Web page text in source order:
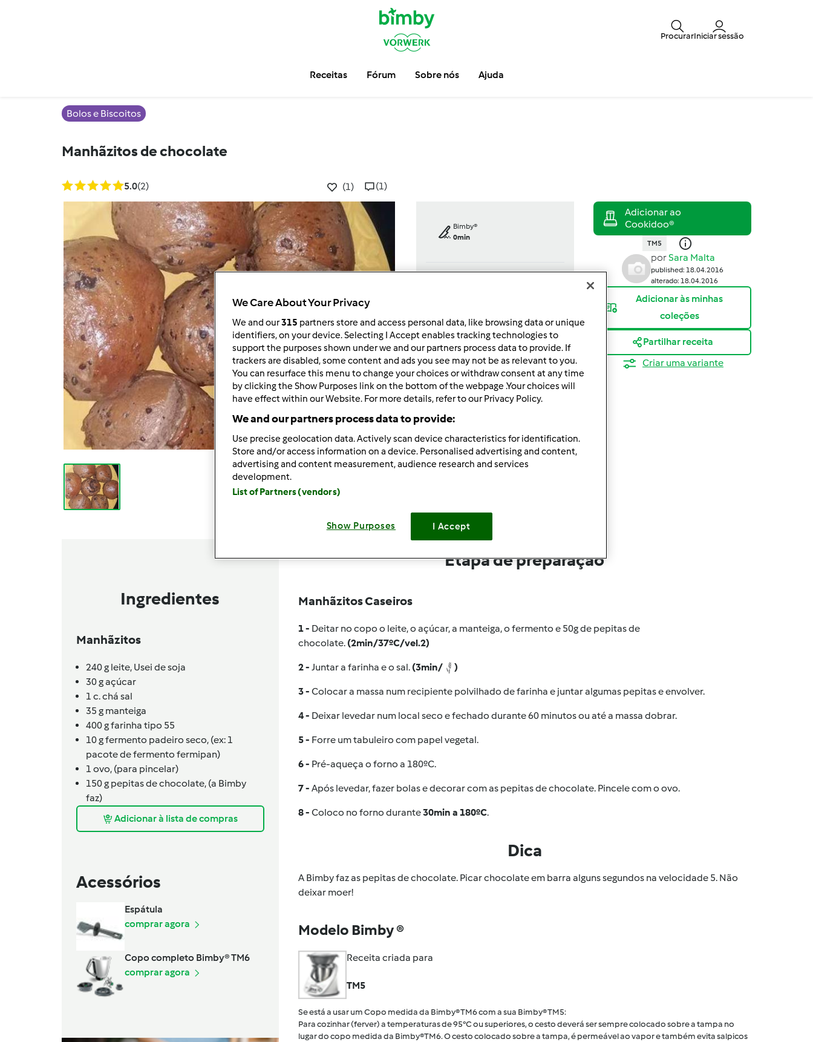
ProcurarIniciar sessão
Receitas Fórum Sobre nós Ajuda
Bolos e Biscoitos
Manhãzitos de chocolate
5.0(2) (1) (1)
Bimby®
0min
dose/s
8unidade/s
Fácil
TM5
porSara Malta
published: 18.04.2016
alterado: 18.04.2016
Adicionar às minhas
coleções
Partilhar receita
Criar uma variante
Ingredientes
Manhãzitos
240g leite, Usei de soja
30gaçúcar
1 c. chá sal
35 g manteiga
400gfarinha tipo 55
10gfermento padeiro seco, (ex: 1
pacote de fermento fermipan)
1 ovo, (para pincelar)
150g pepitas de chocolate, (a Bimby
faz)
Adicionar à lista de compras
Acessórios
Espátula
comprar agora
Copo completo Bimby® TM6
comprar agora
Etapa de preparação
Manhãzitos Caseiros
1 - Deitar no copo o leite, o açúcar, a manteiga, o fermento e 50g de pepitas de
chocolate. (2min/37ºC/vel.2)
2 - Juntar a farinha e o sal. (3min/ )
3 - Colocar a massa num recipiente polvilhado de farinha e juntar algumas pepitas e envolver.
4 - Deixar levedar num local seco e fechado durante 60 minutos ou até a massa dobrar.
5 - Forre um tabuleiro com papel vegetal.
6 - Pré-aqueça o forno a 180ºC.
7 - Após levedar, fazer bolas e decorar com as pepitas de chocolate. Pincele com o ovo.
8 - Coloco no forno durante30min a 180ºC.
Dica
A Bimby faz as pepitas de chocolate. Picar chocolate em barra alguns segundos na velocidade 5. Não
deixar moer!
Modelo Bimby ®
Receita criada para
TM5
Se está a usar um Copo medida da Bimby® TM6 com a sua Bimby® TM5:
Para cozinhar (ferver) a temperaturas de 95°C ou superiores, o cesto deverá ser sempre colocado sobre a tampa no
lugar do copo medida da Bimby®TM6. O cesto colocado sobre a tampa, é permeável ao vapor e também evita salpicos
We Care About Your Privacy
We and our315 partners store and access personal data, like browsing data or unique
identifiers, on your device. Selecting I Accept enables tracking technologies to
support the purposes shown under we and our partners process data to provide. If
trackers are disabled, some content and ads you see may not be as relevant to you.
You can resurface this menu to change your choices or withdraw consent at any time
by clicking the Show Purposes link on the bottom of the webpage .Your choices will
have effect within our Website. For more details, refer to our Privacy Policy.
We and our partners process data to provide:
Use precise geolocation data. Actively scan device characteristics for identification.
Store and/or access information on a device. Personalised advertising and content,
advertising and content measurement, audience research and services
development.
List of Partners (vendors)
Show Purposes I Accept